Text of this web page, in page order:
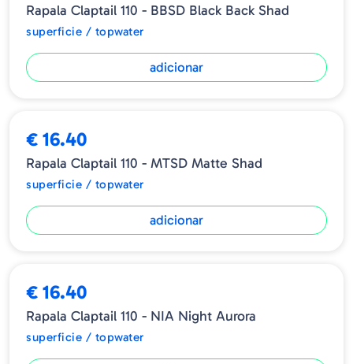
Rapala Claptail 110 - BBSD Black Back Shad
superficie / topwater
adicionar
€ 16.40
Rapala Claptail 110 - MTSD Matte Shad
superficie / topwater
adicionar
€ 16.40
Rapala Claptail 110 - NIA Night Aurora
superficie / topwater